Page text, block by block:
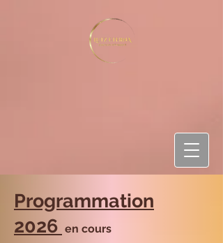
Programmation
2026 en cours